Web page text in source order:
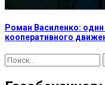
Роман Василенко:
кооперативного
Найти: